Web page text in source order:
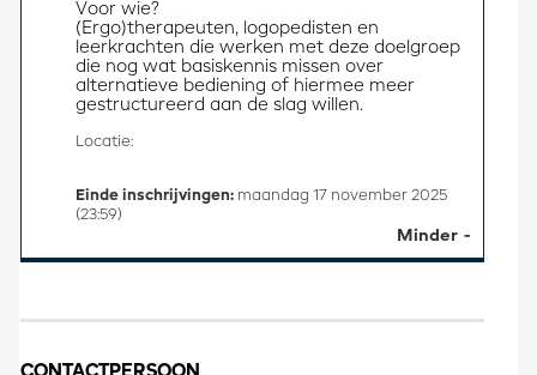
Minder
Voor wie?
(Ergo)therapeuten, logopedisten en
leerkrachten die werken met deze doelgroep
die nog wat basiskennis missen over
alternatieve bediening of hiermee meer
gestructureerd aan de slag willen.
Locatie:
Einde inschrijvingen: maandag 17 november 2025
(23:59)